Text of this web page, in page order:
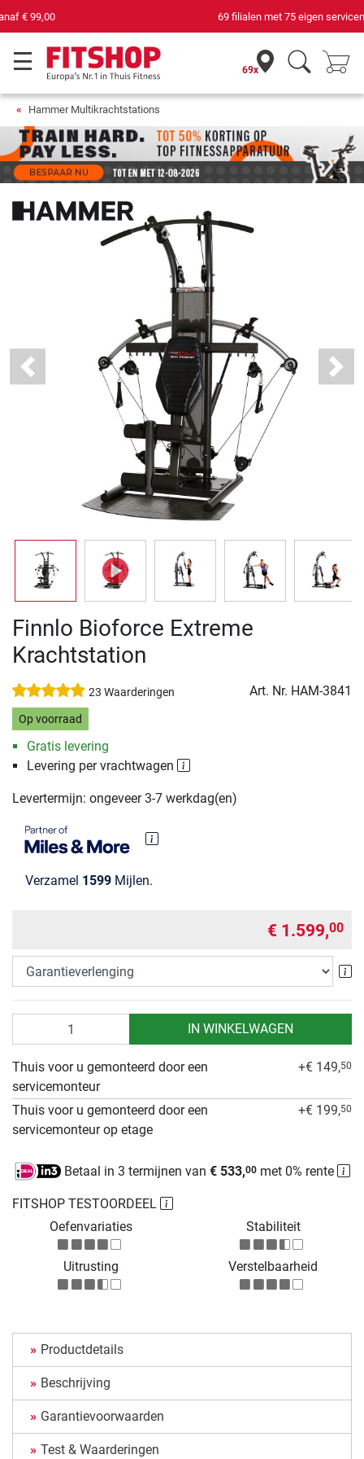
69 filialen met 75 eigen servicemonteurs
69x
Hammer Multikrachtstations
Previous Next
Finnlo Bioforce Extreme
Krachtstation
23 Waarderingen Art. Nr. HAM-3841
Op voorraad
Gratis levering
Levering per vrachtwagen
Levertermijn: ongeveer 3-7 werkdag(en)
Verzamel 1599 Mijlen.
€ 1.599,00
IN WINKELWAGEN
FITSHOP TESTOORDEEL
Oefenvariaties
Stabiliteit
Uitrusting Verstelbaarheid
Thuis voor u gemonteerd door een
servicemonteur
+€ 149,50
Thuis voor u gemonteerd door een
servicemonteur op etage
+€ 199,50
Betaal in 3 termijnen van € 533,00 met 0% rente
Productdetails
Beschrijving
Garantievoorwaarden
Test & Waarderingen